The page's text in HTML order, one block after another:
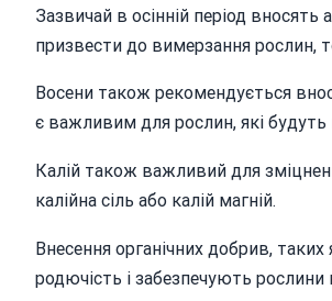
Зазвичай в осінній період
призвести до вимерзання рослин,
Восени також рекомендується
є важливим для рослин, які будуть
Калій також важливий для
калійна сіль або калій магній.
Внесення органічних добрив,
родючість і забезпечують